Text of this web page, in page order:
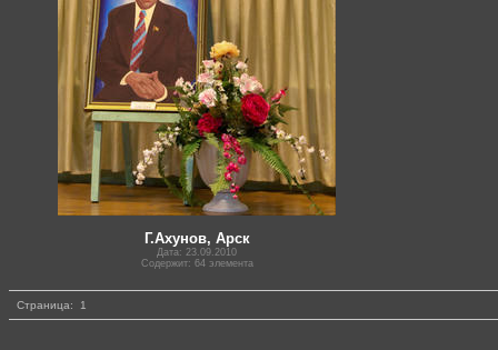
Г.Ахунов, Арск
Дата: 23.09.2010
Содержит: 64 элемента
Страница: 1